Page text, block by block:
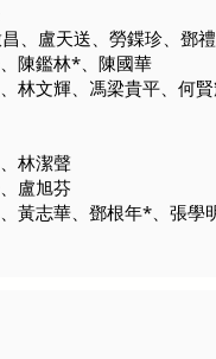
、盧天送、勞鍱珍、鄧
陳鑑林*、陳國華
林文輝、馮梁貴平、何
林潔聲
盧旭芬
黃志華、鄧根年*、張學